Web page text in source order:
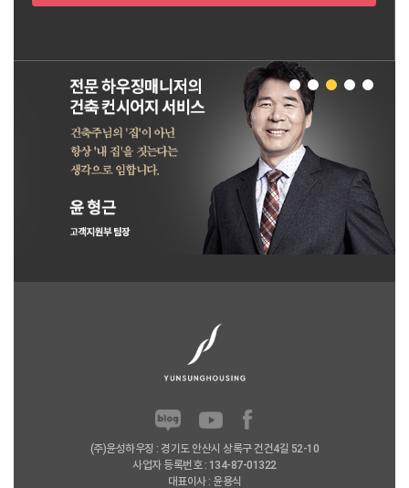
(주)윤성하우징 : 경기도 안산시 상록구 건건4길 52-10
사업자 등록번호 : 134-87-01322
대표이사 : 윤용식